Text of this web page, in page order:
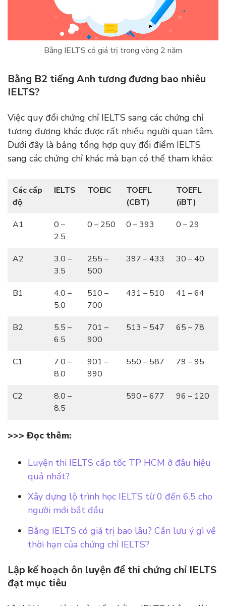
Bằng IELTS có giá trị trong vòng 2 năm
Bằng B2 tiếng Anh tương đương bao nhiêu
IELTS?
Việc quy đổi chứng chỉ IELTS sang các chứng chỉ
tương đương khác được rất nhiều người quan tâm.
Dưới đây là bảng tổng hợp quy đổi điểm IELTS
sang các chứng chỉ khác mà bạn có thể tham khảo:
Các cấp
độ
IELTS TOEIC
TOEFL
(CBT)
TOEFL
(iBT)
A1
0 –
2.5
0 – 250 0 – 393 0 – 29
A2
3.0 –
3.5
255 –
500
397 – 433 30 – 40
B1
4.0 –
5.0
510 –
700
431 – 510 41 – 64
B2
5.5 –
6.5
701 –
900
513 – 547 65 – 78
C1
7.0 –
8.0
901 –
990
550 – 587 79 – 95
C2
8.0 –
8.5
590 – 677 96 – 120
>>> Đọc thêm:
Luyện thi IELTS cấp tốc TP HCM ở đâu hiệu
quả nhất?
Xây dựng lộ trình học IELTS từ 0 đến 6.5 cho
người mới bắt đầu
Bằng IELTS có giá trị bao lâu? Cần lưu ý gì về
thời hạn của chứng chỉ IELTS?
Lập kế hoạch ôn luyện để thi chứng chỉ IELTS
đạt mục tiêu